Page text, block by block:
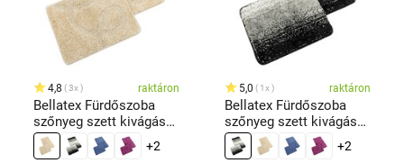
4,8 3x raktáron
Bellatex Fürdőszoba
szőnyeg szett kivágás
nélkül BANYSILVER
bézs, 60 x 100, 60 x 50
+2
5,0 1x raktáron
Bellatex Fürdőszoba
szőnyeg szett kivágás
nélkül BANYSILVER
fekete, 60 x 100, 60 x 50
+2